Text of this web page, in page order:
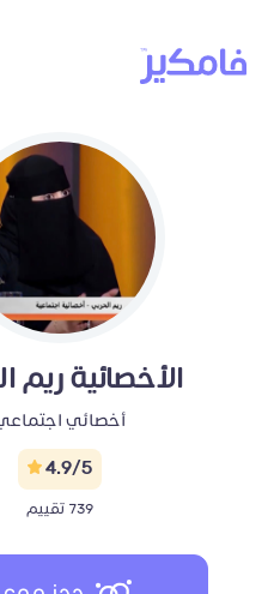
الأخصائية ريم
أخصائي
4.9/5
739 تقييم